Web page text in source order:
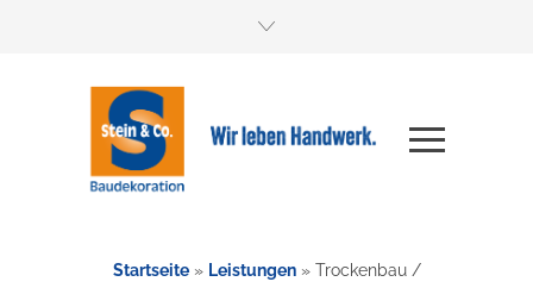
Startseite» Leistungen» Trockenbau /